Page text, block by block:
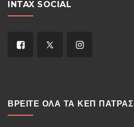
INTAX SOCIAL
ΒΡΕΙΤΕ ΟΛΑ ΤΑ ΚΕΠ ΠΑΤΡΑΣ